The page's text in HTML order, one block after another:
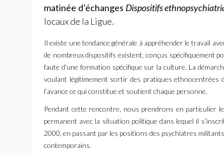
matinée d’échanges Dispositifs
locaux de la Ligue.
Il existe une tendance générale à appréhender le travail
de nombreux dispositifs existent, conçus spécifiquement
faute d’une formation spécifique sur la culture. La
voulant légitimement sortir des pratiques ethnocentrées
l’avance ce qui constitue et soutient chaque personne.
Pendant cette rencontre, nous prendrons en particulier
permanent avec la situation politique dans lequel il
2000, en passant par les positions des psychiatres
contemporains.